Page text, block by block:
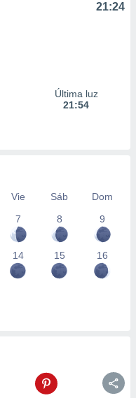
21:24
Última luz
21:54
Vie Sáb
Dom
7 8 9
14 15 16